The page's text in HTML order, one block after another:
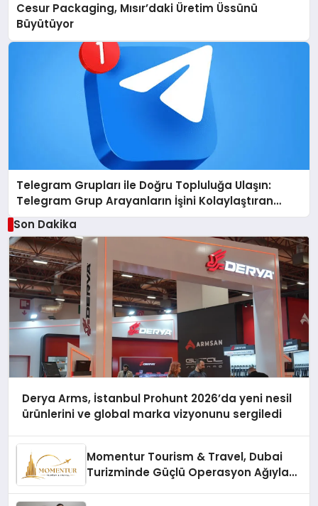
Cesur Packaging, Mısır’daki Üretim Üssünü
Büyütüyor
Telegram Grupları ile Doğru Topluluğa Ulaşın:
Telegram Grup Arayanların İşini Kolaylaştıran
Çözüm
Son Dakika
Derya Arms, İstanbul Prohunt 2026’da yeni nesil
ürünlerini ve global marka vizyonunu sergiledi
Momentur Tourism & Travel, Dubai
Turizminde Güçlü Operasyon Ağıyla